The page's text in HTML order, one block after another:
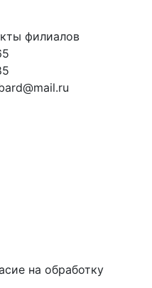
филиалов
на обработку